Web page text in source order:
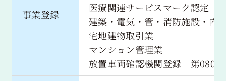
事業登録
医療関連サービスマーク認定
建築・電気・管・消防施設・内
宅地建物取引業
マンション管理業
放置車両確認機関登録 第